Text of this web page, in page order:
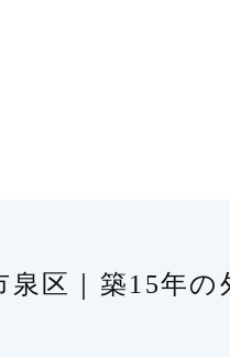
泉区｜築15年